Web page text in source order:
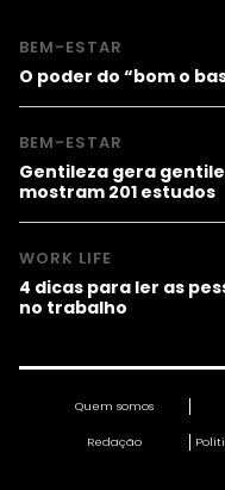
BEM-ESTAR
O poder do “bom o
BEM-ESTAR
Gentileza gera
mostram 201 estudos
WORK LIFE
4 dicas para ler as
no trabalho
Quem somos
Redação